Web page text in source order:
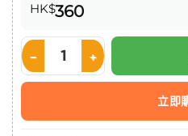
HK$360
Enteral Feeding Bag 餵食奶袋
立即